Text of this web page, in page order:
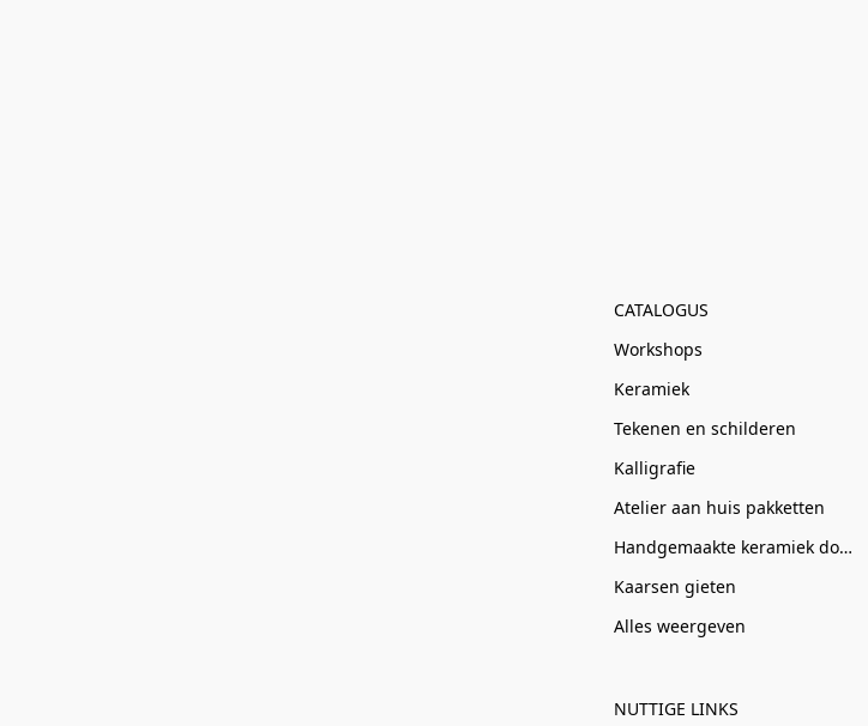
CATALOGUS
Workshops
Keramiek
Tekenen en schilderen
Kalligrafie
Atelier aan huis pakketten
Handgemaakte keramiek door Clay-Obscuur
Kaarsen gieten
Alles weergeven
NUTTIGE LINKS